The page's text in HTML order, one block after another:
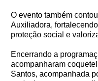
O evento também
Auxiliadora,
proteção social e
Encerrando a
acompanharam
Santos, acompanhada